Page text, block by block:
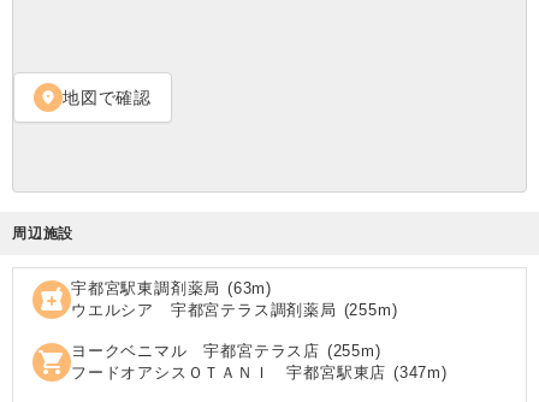
location_on 地図で確認
周辺施設
local_pharmacy 宇都宮駅東調剤薬局 (63m)
ウエルシア 宇都宮テラス調剤薬局 (255m)
shopping_cart ヨークベニマル 宇都宮テラス店 (255m)
フードオアシスＯＴＡＮＩ 宇都宮駅東店 (347m)